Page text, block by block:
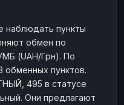
наблюдать пункты
обмен по
(UAH/Грн). По
обменных пунктов.
495 в статусе
Они предлагают